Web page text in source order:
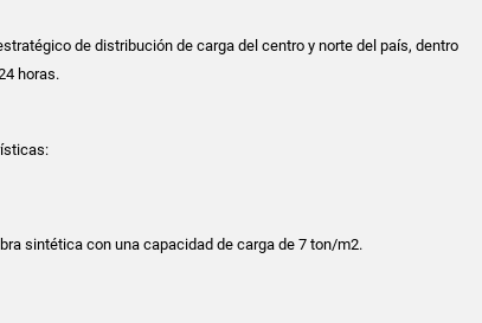
de distribución de carga del centro y norte del país, dentro
horas.
sintética con una capacidad de carga de 7 ton/m2.